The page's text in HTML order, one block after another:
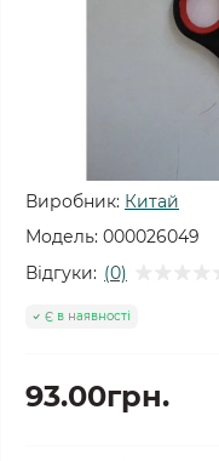
Виробник: Китай
Модель: 000026049
Відгуки: (0)
Є в наявності
93.00грн.